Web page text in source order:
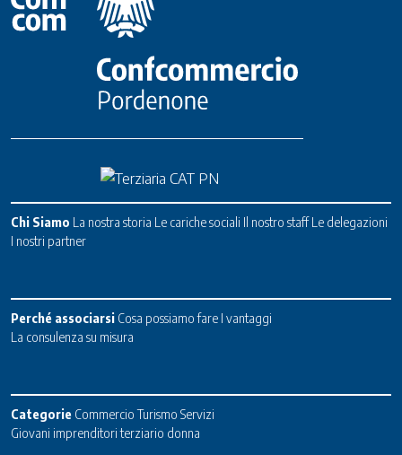
Chi Siamo La nostra storia Le cariche sociali Il nostro staff Le delegazioni
I nostri partner
Perché associarsi Cosa possiamo fare I vantaggi
La consulenza su misura
Categorie Commercio Turismo Servizi
Giovani imprenditori terziario donna